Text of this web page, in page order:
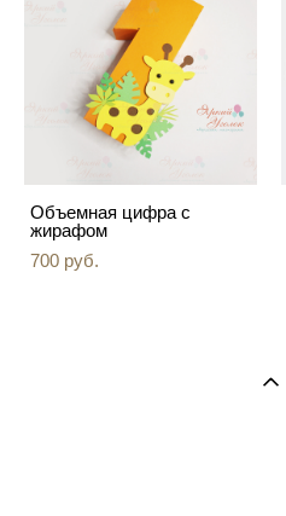
Объемная цифра с
жирафом
700 pуб.